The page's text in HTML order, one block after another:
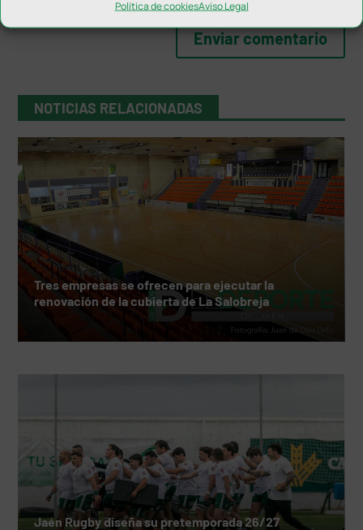
Política de cookiesAviso Legal
NOTICIAS RELACIONADAS
Tres empresas se ofrecen para ejecutar la
renovación de la cubierta de La Salobreja
Jaén Rugby diseña su pretemporada 26/27